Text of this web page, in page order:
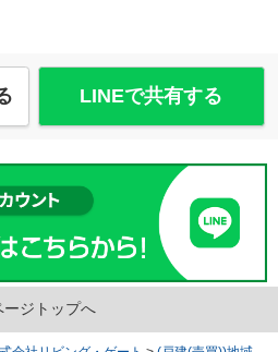
LINEで共有する
ージトップへ